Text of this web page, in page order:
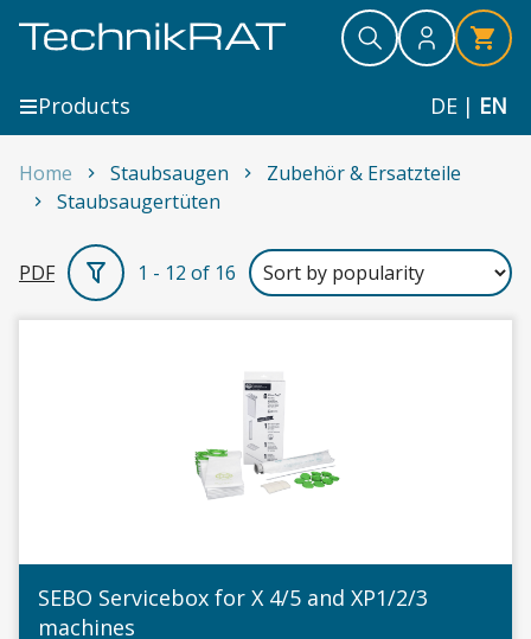
Search
Search
Search
DE | EN
Products
Home Staubsaugen
Zubehör & Ersatzteile
Staubsaugertüten
Staubsaugertüten
PDF 1 - 12 of 16
SEBO Servicebox for X 4/5 and XP1/2/3
machines